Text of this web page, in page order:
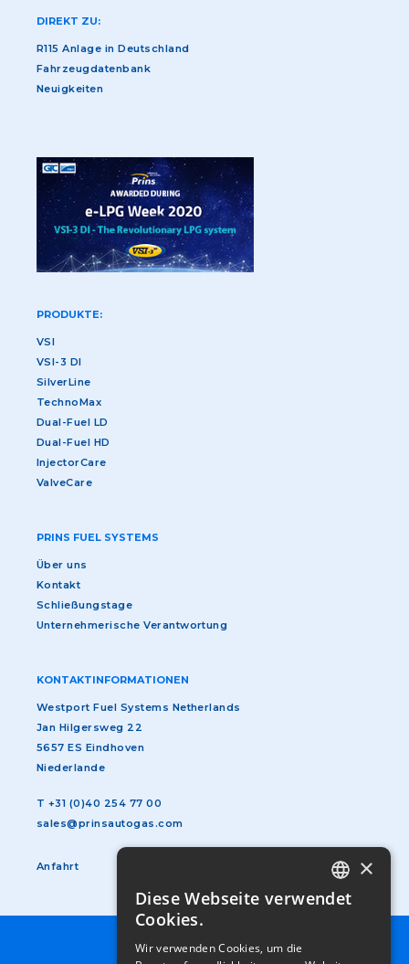
DIREKT ZU:
R115 Anlage in Deutschland
Fahrzeugdatenbank
Neuigkeiten
PRODUKTE:
VSI
VSI-3 DI
SilverLine
TechnoMax
Dual-Fuel LD
Dual-Fuel HD
InjectorCare
ValveCare
PRINS FUEL SYSTEMS
Über uns
Kontakt
Schließungstage
Unternehmerische Verantwortung
KONTAKTINFORMATIONEN
Westport Fuel Systems Netherlands
Jan Hilgersweg 22
5657 ES Eindhoven
Niederlande
T +31 (0)40 254 77 00
sales@prinsautogas.com
Anfahrt
AGB
DUTCH
×
Diese Webseite verwendet
Cookies.
Wir verwenden Cookies, um die